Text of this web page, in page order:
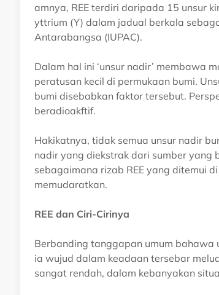
amnya, REE terdiri daripada 15 unsur
yttrium (Y) dalam jadual berkala
Antarabangsa (IUPAC).
Dalam hal ini ‘unsur nadir’ membawa
peratusan kecil di permukaan bumi.
bumi disebabkan faktor tersebut.
beradioakftif.
Hakikatnya, tidak semua unsur nadir
nadir yang diekstrak dari sumber
sebagaimana rizab REE yang ditemui
memudaratkan.
REE dan Ciri-Cirinya
Berbanding tanggapan umum bahawa
ia wujud dalam keadaan tersebar
sangat rendah, dalam kebanyakan